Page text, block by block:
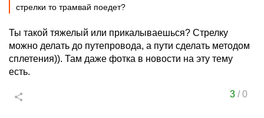
стрелки то трамвай поедет?
Ты такой тяжелый или прикалываешься? Стрелку
можно делать до путепровода, а пути сделать методом
сплетения)). Там даже фотка в новости на эту тему
есть.
3/0